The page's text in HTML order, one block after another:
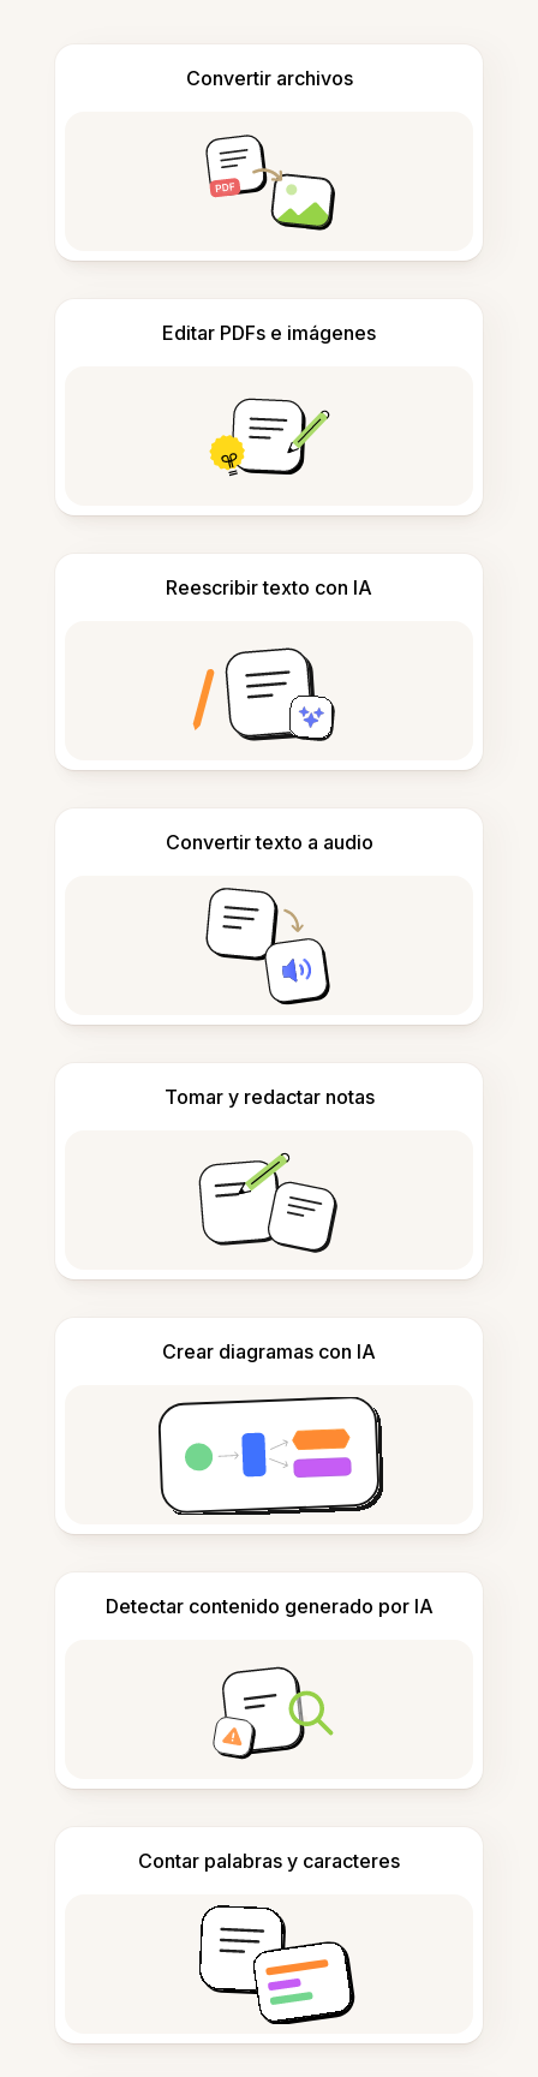
Convertir archivos
Editar PDFs e imágenes
Reescribir texto con IA
Convertir texto a audio
Tomar y redactar notas
Crear diagramas con IA
Detectar contenido generado por IA
Contar palabras y caracteres